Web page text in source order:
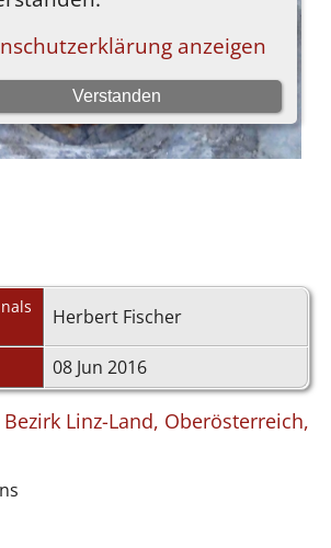
Herbert Fischer
08 Jun 2016
Linz-Land, Oberösterreich,